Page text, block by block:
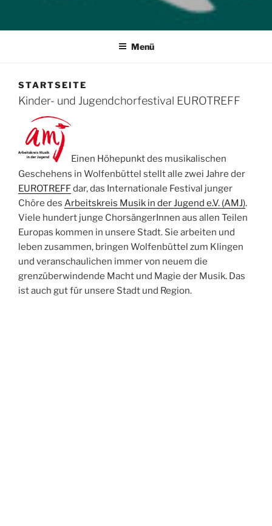
Menü
STARTSEITE
Kinder- und Jugendchorfestival EUROTREFF
Einen Höhepunkt des musikalischen
Geschehens in Wolfenbüttel stellt alle zwei Jahre der
EUROTREFFdar, das Internationale Festival junger
Chöre des Arbeitskreis Musik in der Jugend e.V. (AMJ).
Viele hundert junge ChorsängerInnen aus allen Teilen
Europas kommen in unsere Stadt. Sie arbeiten und
leben zusammen, bringen Wolfenbüttel zum Klingen
und veranschaulichen immer von neuem die
grenzüberwindende Macht und Magie der Musik. Das
ist auch gut für unsere Stadt und Region.